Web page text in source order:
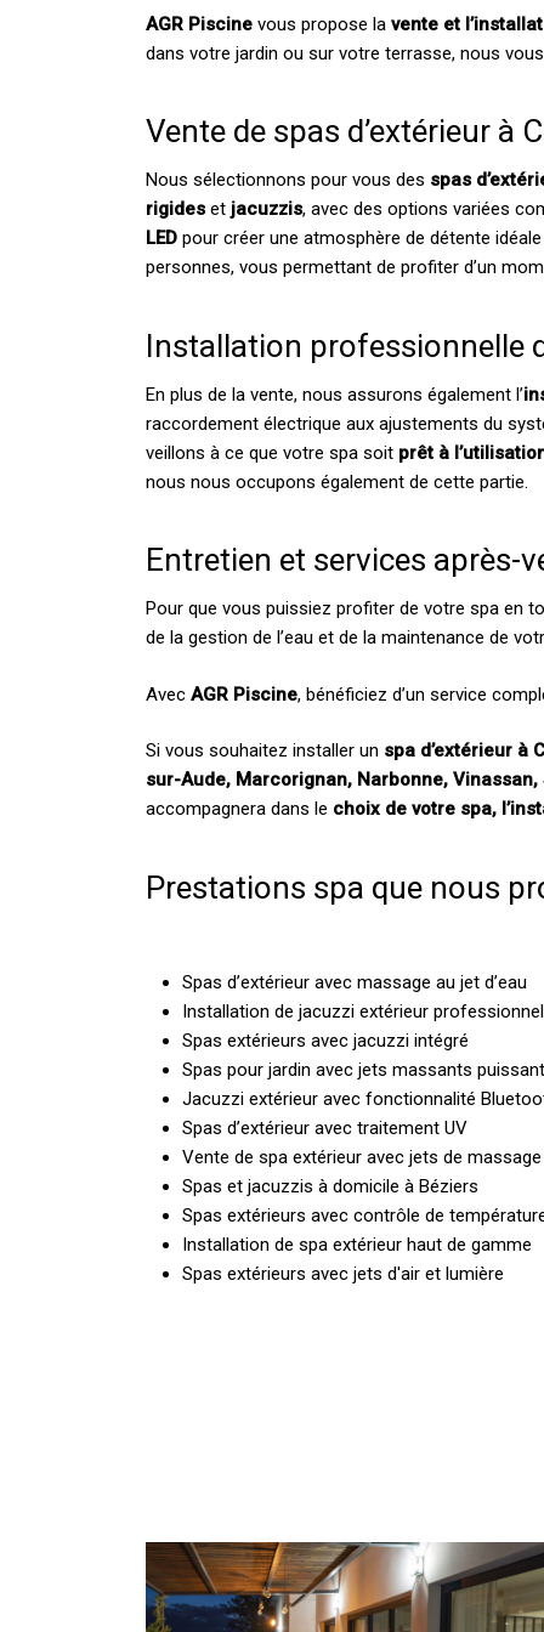
AGR Piscine vous propose lavente et
dans votre jardin ou sur votre terrasse, nous
Vente de spas d’extérieur à
Nous sélectionnons pour vous des spas
rigides et jacuzzis, avec des options variées
LED pour créer une atmosphère de détente
personnes, vous permettant de profiter d’un
Installation professionnelle
En plus de la vente, nous assurons également l’
raccordement électrique aux ajustements du
veillons à ce que votre spa soit prêt à
nous nous occupons également de cette partie.
Entretien et services après-
Pour que vous puissiez profiter de votre spa en
de la gestion de l’eau et de la maintenance de
AvecAGR Piscine, bénéficiez d’un service
Si vous souhaitez installer un spa d’extérieur à
sur-Aude, Marcorignan, Narbonne, Vinassan,
accompagnera dans le choix de votre spa,
Prestations spa que nous
Spas d’extérieur avec massage au jet d’eau
Installation de jacuzzi extérieur professionnel
Spas extérieurs avec jacuzzi intégré
Spas pour jardin avec jets massants
Jacuzzi extérieur avec fonctionnalité
Spas d’extérieur avec traitement UV
Vente de spa extérieur avec jets de
Spas et jacuzzis à domicile à Béziers
Spas extérieurs avec contrôle de
Installation de spa extérieur haut de gamme
Spas extérieurs avec jets d'air et lumière
Installation
d’un
spa